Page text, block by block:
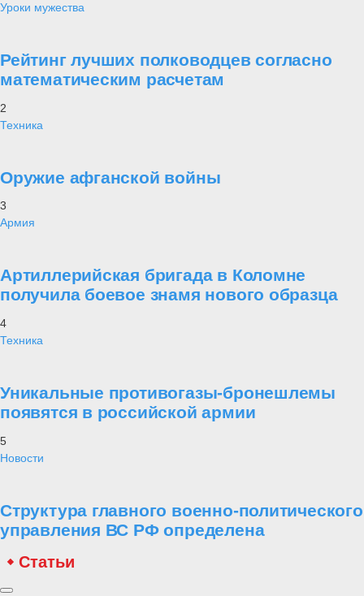
Уроки мужества
Рейтинг лучших полководцев согласно
математическим расчетам
2
Техника
Оружие афганской войны
3
Армия
Артиллерийская бригада в Коломне
получила боевое знамя нового образца
4
Техника
Уникальные противогазы-бронешлемы
появятся в российской армии
5
Новости
Структура главного военно-политического
управления ВС РФ определена
Статьи